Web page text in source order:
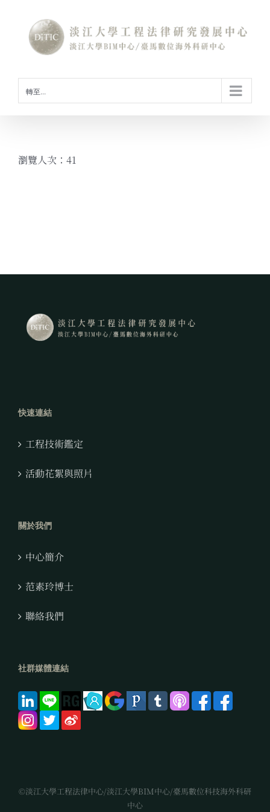
content
轉至...
瀏覽人次：41
快速連結
工程技術鑑定
活動花絮與照片
關於我們
中心簡介
范素玲博士
聯絡我們
社群媒體連結
©淡江大學工程法律中心/淡江大學BIM中心/臺馬數位科技海外科研
中心